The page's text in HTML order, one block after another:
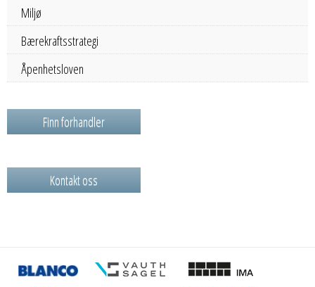
Miljø
Bærekraftsstrategi
Åpenhetsloven
Finn forhandler
Kontakt oss